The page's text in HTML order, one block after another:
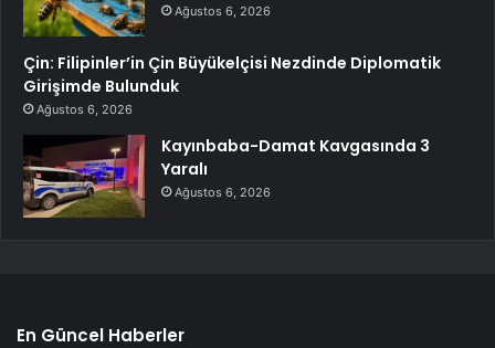
Ağustos 6, 2026
Çin: Filipinler’in Çin Büyükelçisi Nezdinde Diplomatik
Girişimde Bulunduk
Ağustos 6, 2026
Kayınbaba-Damat Kavgasında 3
Yaralı
Ağustos 6, 2026
En Güncel Haberler